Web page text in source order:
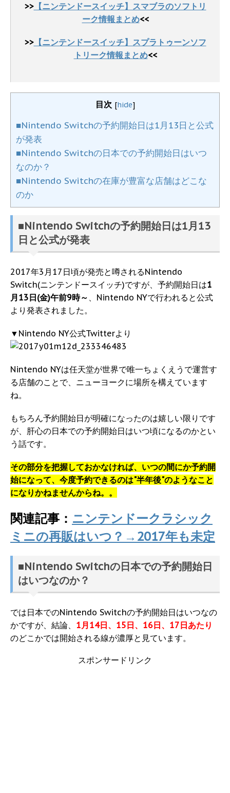
>>【ニンテンドースイッチ】スマブラのソフトリ
ーク情報まとめ<<
>>【ニンテンドースイッチ】スプラトゥーンソフ
トリーク情報まとめ<<
目次 [hide]
■Nintendo Switchの予約開始日は1月13日と公式
が発表
■Nintendo Switchの日本での予約開始日はいつ
なのか？
■Nintendo Switchの在庫が豊富な店舗はどこな
のか
■Nintendo Switchの予約開始日は1月13
日と公式が発表
2017年3月17日頃が発売と噂されるNintendo
Switch(ニンテンドースイッチ)ですが、予約開始日は1
月13日(金)午前9時～ 、Nintendo NYで行われると公式
より発表されました。
▼Nintendo NY公式Twitterより
Nintendo NYは任天堂が世界で唯一ちょくえうで運営す
る店舗のことで、ニューヨークに場所を構えています
ね。
もちろん予約開始日が明確になったのは嬉しい限りです
が、肝心の日本での予約開始日はいつ頃になるのかとい
う話です。
その部分を把握しておかなければ、いつの間にか予約開
始になって、今度予約できるのは"半年後"のようなこと
になりかねませんからね。。
関連記事： ニンテンドークラシック
ミニの再販はいつ？→2017年も未定
■Nintendo Switchの日本での予約開始日
はいつなのか？
では日本でのNintendo Switchの予約開始日はいつなの
かですが、結論、 1月14日、15日、16日、17日あたり
のどこかでは開始される線が濃厚と見ています。
スポンサードリンク